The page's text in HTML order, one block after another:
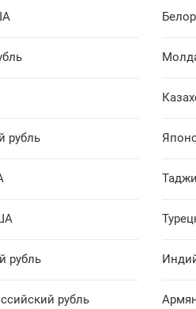
1 HKD 10.4724
100 HUF 25.8426
45.8500
рубль
рубль
рубль